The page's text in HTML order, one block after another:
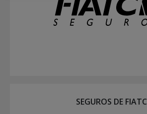
SEGUROS DE FIATC